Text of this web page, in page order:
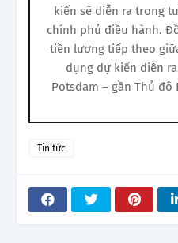
kiến sẽ diễn ra trong
chính phủ điều hành.
tiền lương tiếp theo
dụng dự kiến diễn
Potsdam – gần Thủ đô
Tin tức